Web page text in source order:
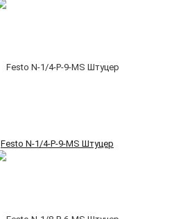
Festo N-1/4-P-9-MS Штуцер